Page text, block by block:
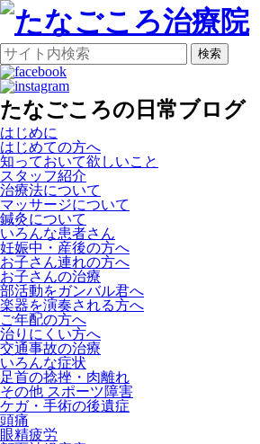
検索
たなごころの日常ブログ
はじめに
はじめての方へ
知っておいて欲しいこと
スタッフ紹介
治療法について
マッサージについて
鍼灸について
いろんな患者さん
妊娠中・産後の方へ
お子さん連れの方へ
お子さんの治療
部活動をガンバル君へ
楽器を演奏される方へ
ご年配の方へ
治りにくい方へ
交通事故の治療
いろんな症状
足首の捻挫・肉離れ
その他 スポーツ障害
ケガ・手術の後遺症
頭痛
眼精疲労